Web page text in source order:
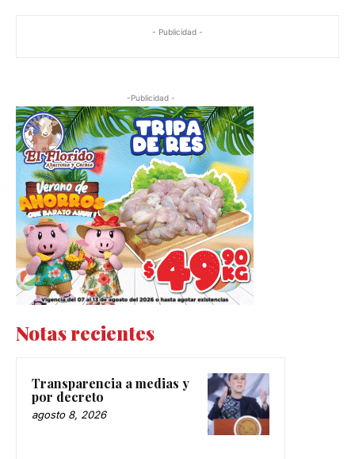
- Publicidad -
-Publicidad -
Notas recientes
Transparencia a medias y
por decreto
agosto 8, 2026